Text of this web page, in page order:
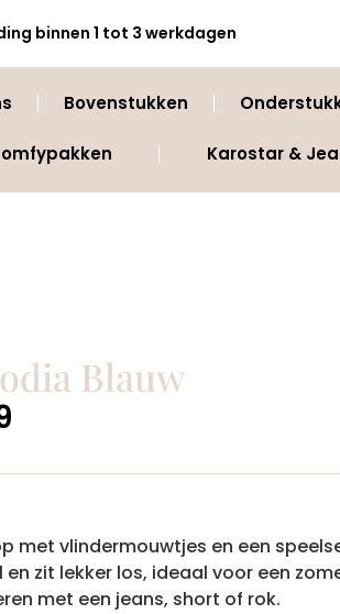
binnen 1 tot 3 werkdagen
Bovenstukken
Karostar &
Blauw
met vlindermouwtjes en een
zit lekker los, ideaal voor een
met een jeans, short of rok.